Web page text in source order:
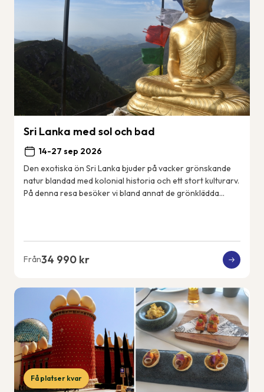
Sri Lanka med sol och bad
14-27 sep 2026
Den exotiska ön Sri Lanka bjuder på vacker grönskande
natur blandad med kolonial historia och ett stort kulturarv.
På denna resa besöker vi bland annat de grönklädda
Från34 990 kr
Få platser kvar